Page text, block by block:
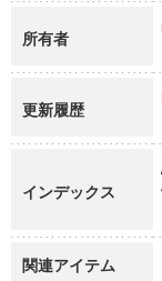
所有者
更新履歴
インデックス
関連アイテム